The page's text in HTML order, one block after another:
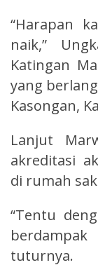
“Harapan
naik,”
Katingan
yang
Kasongan,
Lanjut
akreditasi
di rumah
“Tentu
tuturnya.